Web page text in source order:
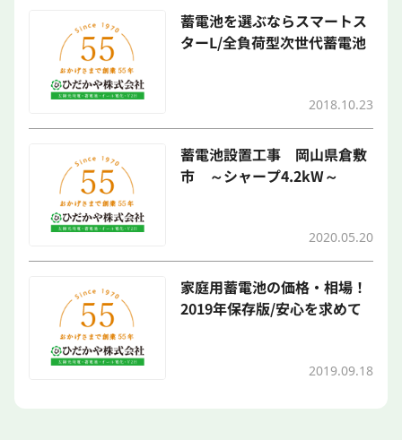
蓄電池を選ぶならスマートス
ターL/全負荷型次世代蓄電池
2018.10.23
蓄電池設置工事 岡山県倉敷
市 ～シャープ4.2kW～
2020.05.20
家庭用蓄電池の価格・相場！
2019年保存版/安心を求めて
2019.09.18